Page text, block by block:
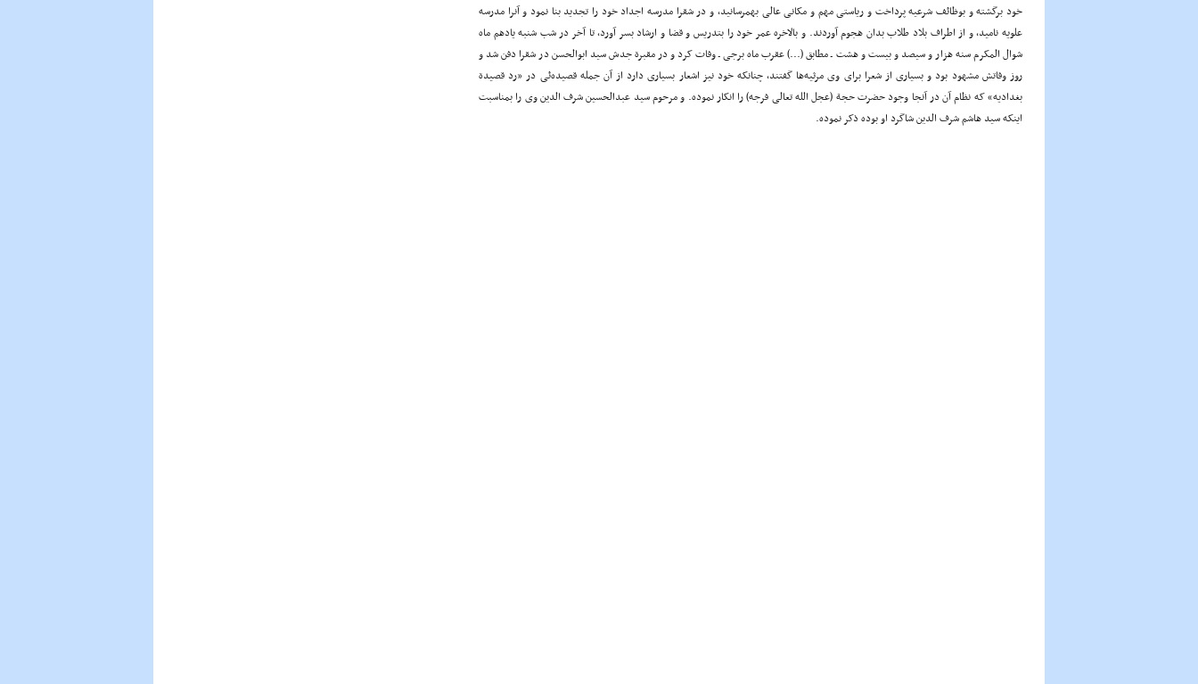
خود برگشته و بوظائف شرعیه پرداخت و ریاستی مهم و مکانی عالی بهمرسانید، و در شقرا مدرسه اجداد خود را تجدید بنا نمود و آنرا مدرسه
علویه نامید، و از اطراف بلاد طلاب بدان هجوم آوردند. و بالاخره عمر خود را بتدریس و قضا و ارشاد بسر آورد، تا آخر در شب شنبه یادهم ماه
شوال المکرم سنه هزار و سیصد و بیست و هشت ـ مطابق (...) عقرب ماه برجی ـ وفات کرد و در مقبرة جدش سید ابوالحسن در شقرا دفن شد و
روز وفاتش مشهود بود و بسیاری از شعرا برای وی مرثیه‌ها گفتند، چنانکه خود نیز اشعار بسیاری دارد از آن جمله قصیده‌ئی در «رد قصیدة
بغدادیه» که نظام آن در آنجا وجود حضرت حجة (عجل الله تعالی فرجه) را انکار نموده. و مرحوم سید عبدالحسین شرف الدین وی را بمناسبت
اینکه سید هاشم شرف الدین شاگرد او بوده ذکر نموده.